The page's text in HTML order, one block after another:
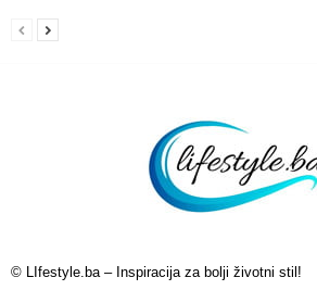
© LIfestyle.ba – Inspiracija za bolji životni stil!